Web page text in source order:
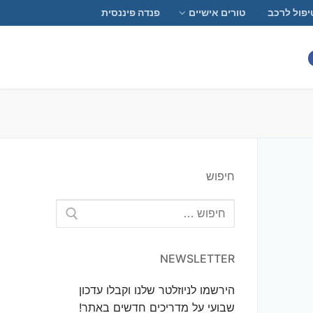
לרכב טורים אישיים פנדה פיננסית
חיפוש
NEWSLETTER
הירשמו לניוזלטר שלנו וקבלו עדכון
שבועי על מדריכים חדשים באתר!